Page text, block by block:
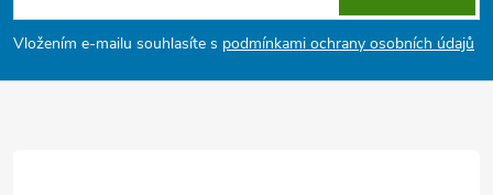
p
a
Vložením e-mailu souhlasíte s podmínkami ochrany osobních údajů